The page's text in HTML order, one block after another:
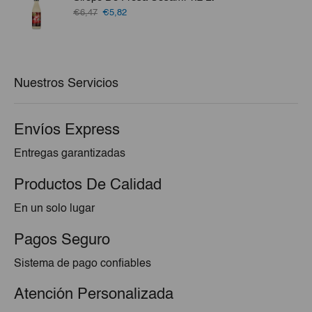
€77,57. €72,45.
€6,47 El
€5,82El
Nuestros Servicios
Envíos Express
Entregas garantizadas
Productos De Calidad
En un solo lugar
Pagos Seguro
Sistema de pago confiables
Atención Personalizada